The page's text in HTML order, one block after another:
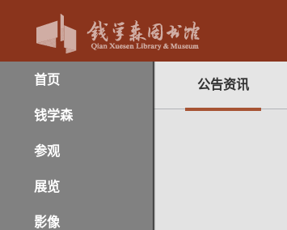
首页
钱学森
参观
展览
影像
公告资讯